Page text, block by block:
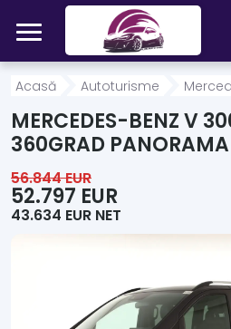
Mergi direct la conținutul principal
Acasă
Autoturisme
Motociclete
Autoutilitare
Alte tipuri vehicule
Acasă Autoturisme
MERCEDES-BENZ V
360GRAD
56.844 EUR
52.797 EUR
43.634 EUR NET